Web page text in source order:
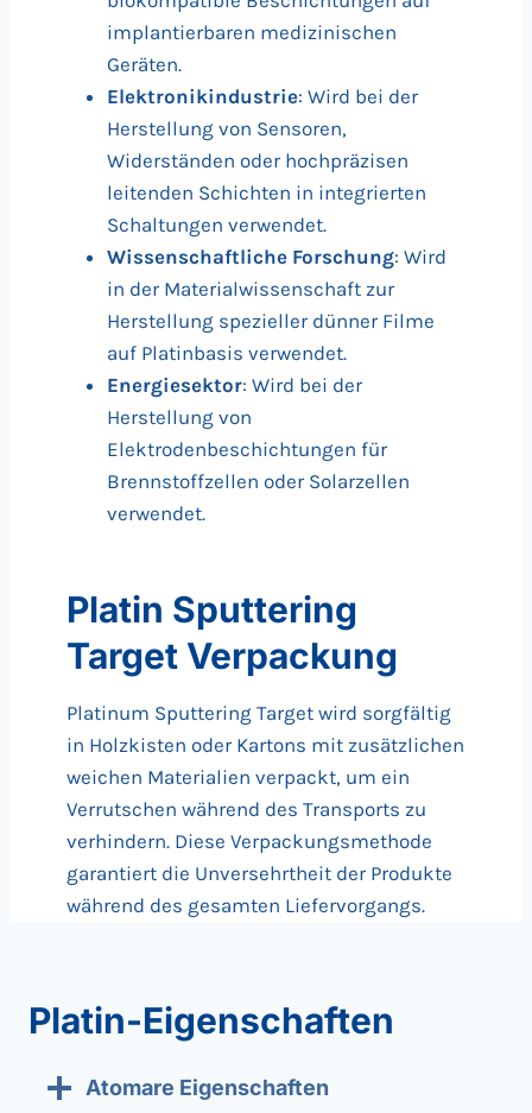
implantierbaren medizinischen
Geräten.
Elektronikindustrie: Wird bei der
Herstellung von Sensoren,
Widerständen oder hochpräzisen
leitenden Schichten in integrierten
Schaltungen verwendet.
Wissenschaftliche Forschung: Wird
in der Materialwissenschaft zur
Herstellung spezieller dünner Filme
auf Platinbasis verwendet.
Energiesektor: Wird bei der
Herstellung von
Elektrodenbeschichtungen für
Brennstoffzellen oder Solarzellen
verwendet.
Platin Sputtering
Target Verpackung
Platinum Sputtering Target wird sorgfältig
in Holzkisten oder Kartons mit zusätzlichen
weichen Materialien verpackt, um ein
Verrutschen während des Transports zu
verhindern. Diese Verpackungsmethode
garantiert die Unversehrtheit der Produkte
während des gesamten Liefervorgangs.
Platin-Eigenschaften
Atomare Eigenschaften